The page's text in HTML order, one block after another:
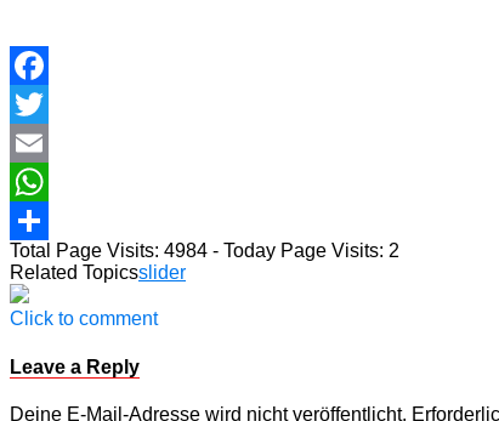
Facebook
Twitter
Email
WhatsApp
Teilen
Total Page Visits: 4984 - Today Page Visits: 2
Related Topicsslider
Click to comment
Leave a Reply
Deine E-Mail-Adresse wird nicht veröffentlicht.